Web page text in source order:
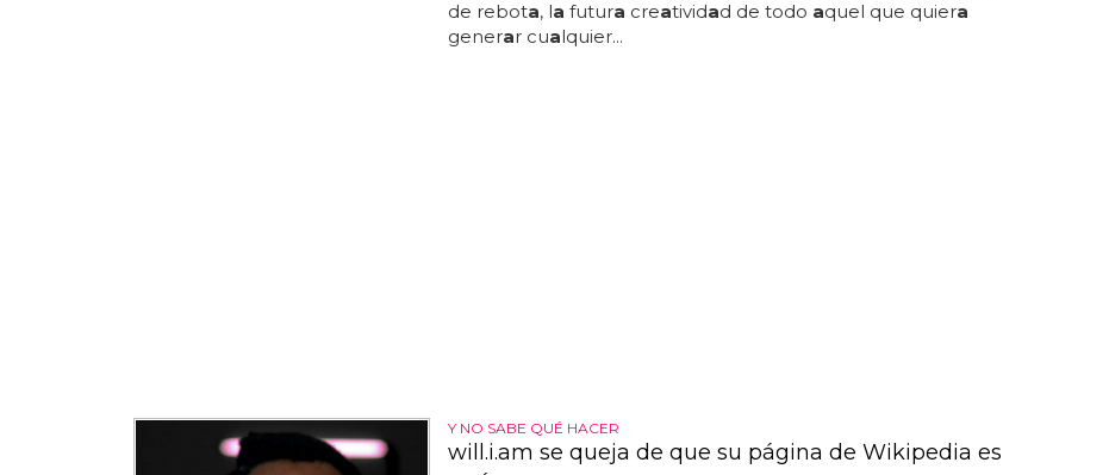
de rebota, la futura creatividad de todo aquel que quiera
generar cualquier...
Y NO SABE QUÉ HACER
will.i.am se queja de que su página de Wikipedia es